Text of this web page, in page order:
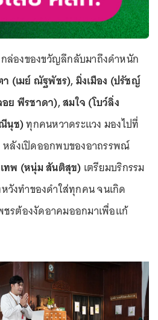
ล่องของขวัญลึกลับมาถึงดำหนัก
(เมย์ ณัฐพัชร), มิ่งเมือง (ปรัชญ์
ย พีรชาดา), สมใจ (โบว์ลิ่ง
นุช)ทุกคนหวาดระแวง มองไปที่
หลังเปิดออกพบของอาถรรพณ์
เทพ (หนุ่ม สันติสุข) เตรียมบริกรรม
งทำของดำใส่ทุกคน จนเกิด
ชรต้องงัดอาคมออกมาเพื่อแก้